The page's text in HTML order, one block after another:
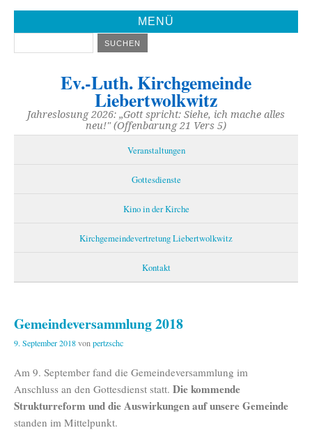
MENÜ
Ev.-Luth. Kirchgemeinde
Liebertwolkwitz
Jahreslosung 2026: „Gott spricht: Siehe, ich mache alles
neu!" (Offenbarung 21 Vers 5)
Veranstaltungen
Gottesdienste
Kino in der Kirche
Kirchgemeindevertretung Liebertwolkwitz
Kontakt
Gemeindeversammlung 2018
9. September 2018von pertzschc
Am 9. September fand die Gemeindeversammlung im
Anschluss an den Gottesdienst statt. Die kommende
Strukturreform und die Auswirkungen auf unsere Gemeinde
standen im Mittelpunkt.